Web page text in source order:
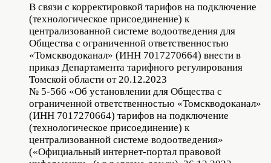
В связи с корректировкой тарифов на подключение
(технологическое присоединение) к
централизованной системе водоотведения для
Общества с ограниченной ответственностью
«Томскводоканал» (ИНН 7017270664) внести в
приказ Департамента тарифного регулирования
Томской области от 20.12.2023
№ 5-566 «Об установлении для Общества с
ограниченной ответственностью «Томскводоканал»
(ИНН 7017270664) тарифов на подключение
(технологическое присоединение) к
централизованной системе водоотведения»
(«Официальный интернет-портал правовой